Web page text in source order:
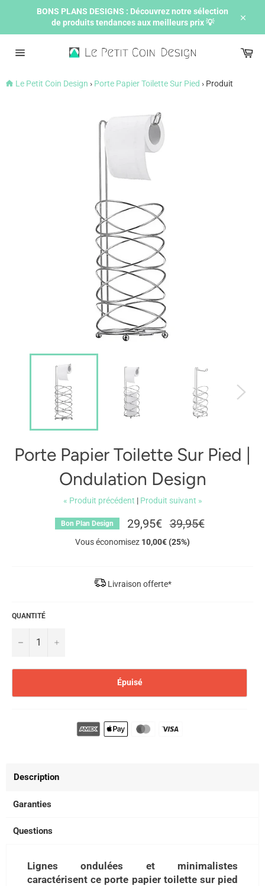
BONS PLANS DESIGNS : Découvrez notre sélection
de produits tendances aux meilleurs prix 💡
Le Petit Coin Design › Porte Papier Toilette Sur Pied › Produit
Porte Papier Toilette Sur Pied |
Ondulation Design
« Produit précédent | Produit suivant »
Bon Plan Design 29,95€
Prix
régulier
39,95€
Vous économisez 10,00€ (25%)
Livraison offerte*
QUANTITÉ
− +
Épuisé
Description
Garanties
Questions
Lignes ondulées et minimalistes
caractérisent ce porte papier toilette sur pied